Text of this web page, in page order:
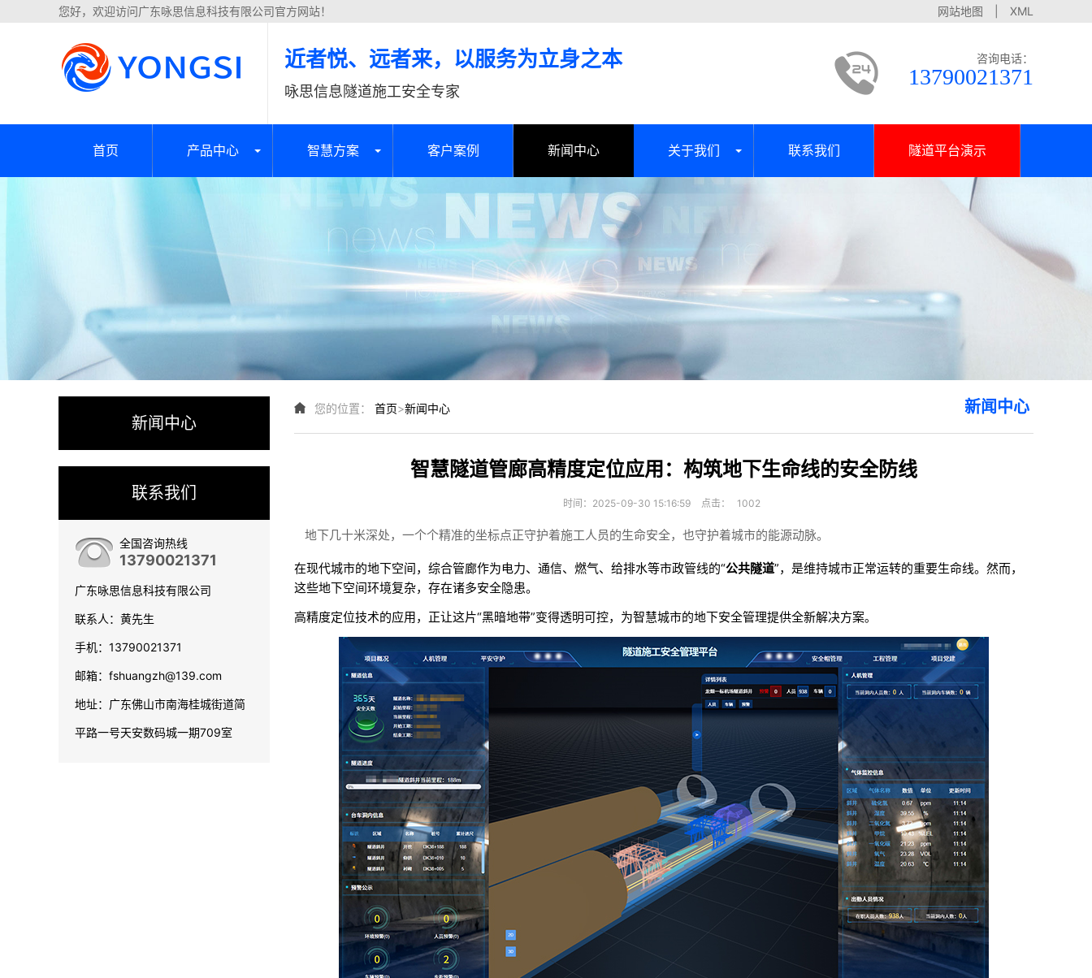
您好，欢迎访问广东咏思信息科技有限公司官方网站！ 网站地图 XML
近者悦、远者来，以服务为立身之本
咏思信息隧道施工安全专家
咨询电话：
13790021371
首页 产品中心 智慧方案 客户案例 新闻中心 关于我们 联系我们 隧道平台演示
新闻中心
联系我们
全国咨询热线
13790021371
广东咏思信息科技有限公司
联系人：黄先生
手机：13790021371
邮箱：fshuangzh@139.com
地址：广东佛山市南海桂城街道简
平路一号天安数码城一期709室
您的位置： 首页>新闻中心 新闻中心
智慧隧道管廊高精度定位应用：构筑地下生命线的安全防线
时间：2025-09-30 15:16:59 点击： 1002
地下几十米深处，一个个精准的坐标点正守护着施工人员的生命安全，也守护着城市的能源动脉。
在现代城市的地下空间，综合管廊作为电力、通信、燃气、给排水等市政管线的“公共隧道”，是维持城市正常运转的重要生命线。然而，
这些地下空间环境复杂，存在诸多安全隐患。
高精度定位技术的应用，正让这片“黑暗地带”变得透明可控，为智慧城市的地下安全管理提供全新解决方案。